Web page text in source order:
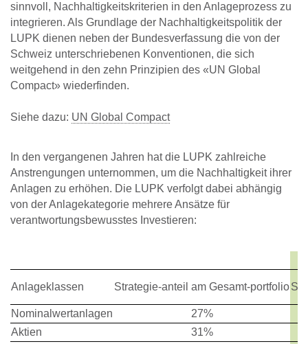
sinnvoll, Nachhaltigkeitskriterien in den Anlageprozess zu
integrieren. Als Grundlage der Nachhaltigkeitspolitik der
LUPK dienen neben der Bundesverfassung die von der
Schweiz unterschriebenen Konventionen, die sich
weitgehend in den zehn Prinzipien des «UN Global
Compact» wiederfinden.
Siehe dazu: UN Global Compact
In den vergangenen Jahren hat die LUPK zahlreiche
Anstrengungen unternommen, um die Nachhaltigkeit ihrer
Anlagen zu erhöhen. Die LUPK verfolgt dabei abhängig
von der Anlagekategorie mehrere Ansätze für
verantwortungsbewusstes Investieren:
Anlageklassen Strategie-anteil am Gesamt-portfolio
Nominalwertanlagen
27%
Aktien
31%